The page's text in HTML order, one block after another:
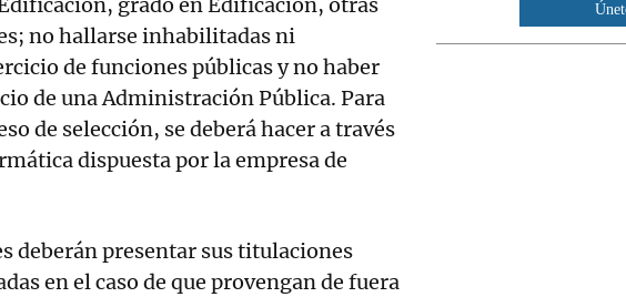
no hallarse inhabilitadas ni
de funciones públicas y no haber
de una Administración Pública. Para
de selección, se deberá hacer a través
dispuesta por la empresa de
deberán presentar sus titulaciones
en el caso de que provengan de fuera